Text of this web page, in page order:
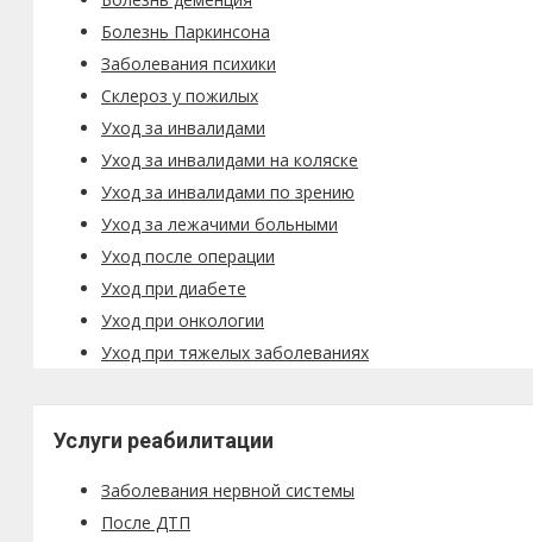
Болезнь Паркинсона
Заболевания психики
Склероз у пожилых
Уход за инвалидами
Уход за инвалидами на коляске
Уход за инвалидами по зрению
Уход за лежачими больными
Уход после операции
Уход при диабете
Уход при онкологии
Уход при тяжелых заболеваниях
Услуги реабилитации
Заболевания нервной системы
После ДТП